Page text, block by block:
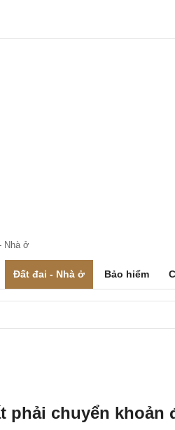
Nhà ở
Đất đai - Nhà ở Bảo hiểm
phải chuyển khoản